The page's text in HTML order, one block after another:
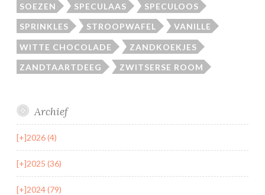
SOEZEN SPECULAAS SPECULOOS
SPRINKLES STROOPWAFEL VANILLE
WITTE CHOCOLADE ZANDKOEKJES
ZANDTAARTDEEG ZWITSERSE ROOM
Archief
[+]2026 (4)
[+]2025 (36)
[+]2024 (79)